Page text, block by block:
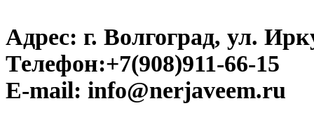
Адрес: г. Волгоград, ул.
Телефон:+7(908)911-66-15
E-mail: info@nerjaveem.ru